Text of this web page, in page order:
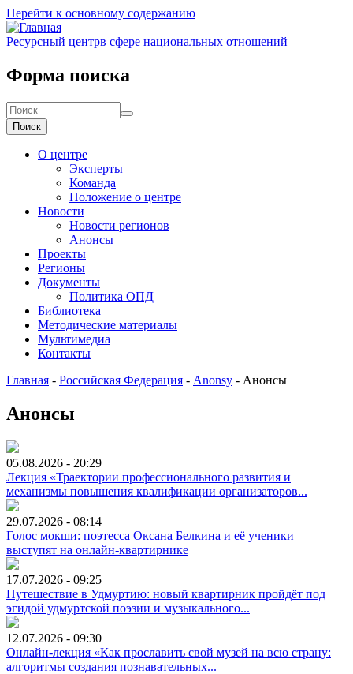
Перейти к основному содержанию
Ресурсный центрв сфере национальных отношений
Форма поиска
Поиск
О центре
Эксперты
Команда
Положение о центре
Новости
Новости регионов
Анонсы
Проекты
Регионы
Документы
Политика ОПД
Библиотека
Методические материалы
Мультимедиа
Контакты
Главная - Российская Федерация - Anonsy - Анонсы
Анонсы
05.08.2026 - 20:29
Лекция «Траектории профессионального развития и
механизмы повышения квалификации организаторов...
29.07.2026 - 08:14
Голос мокши: поэтесса Оксана Белкина и её ученики
выступят на онлайн-квартирнике
17.07.2026 - 09:25
Путешествие в Удмуртию: новый квартирник пройдёт под
эгидой удмуртской поэзии и музыкального...
12.07.2026 - 09:30
Онлайн-лекция «Как прославить свой музей на всю страну:
алгоритмы создания познавательных...